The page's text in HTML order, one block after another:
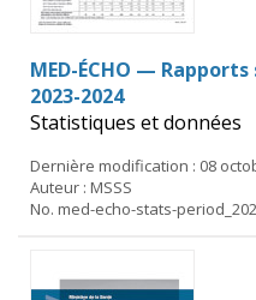
MED-ÉCHO —
2023-2024
Statistiques et données
Dernière modification : 08
Auteur : MSSS
No. med-echo-stats-